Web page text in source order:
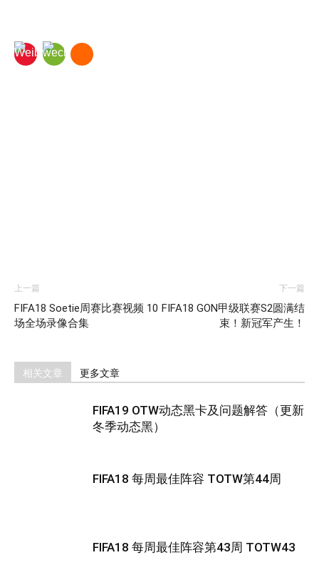
上一篇
FIFA18 Soetie周赛比赛视频 10
场全场录像合集
下一篇
FIFA18 GON甲级联赛S2圆满结
束！新冠军产生！
相关文章 更多文章
FIFA19 OTW动态黑卡及问题解答（更新
冬季动态黑）
FIFA18 每周最佳阵容 TOTW第44周
FIFA18 每周最佳阵容第43周 TOTW43